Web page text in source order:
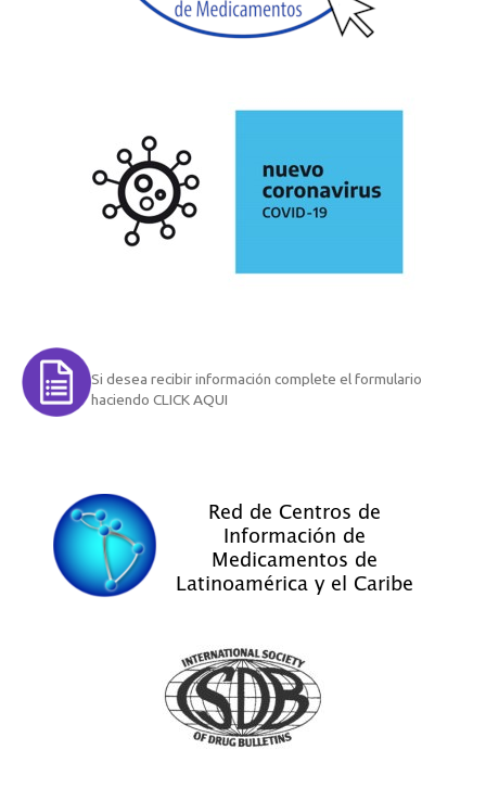
Si desea recibir información complete el formulario
haciendo CLICK AQUI